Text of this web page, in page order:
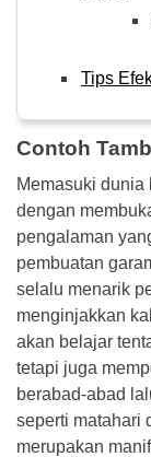
Tips
Contoh
Memasuki dunia
dengan
pengalaman
pembuatan
selalu menarik
menginjakkan
akan belajar
tetapi juga
berabad-abad
seperti matahari
merupakan